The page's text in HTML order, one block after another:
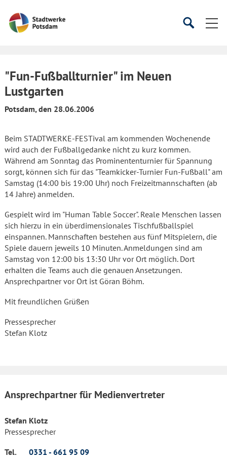
Startseite
SucheSuche
"Fun-Fußballturnier" im Neuen
Lustgarten
Potsdam, den 28.06.2006
Beim STADTWERKE-FESTival am kommenden Wochenende
wird auch der Fußballgedanke nicht zu kurz kommen.
Während am Sonntag das Prominententurnier für Spannung
sorgt, können sich für das "Teamkicker-Turnier Fun-Fußball" am
Samstag (14:00 bis 19:00 Uhr) noch Freizeitmannschaften (ab
14 Jahre) anmelden.
Gespielt wird im "Human Table Soccer". Reale Menschen lassen
sich hierzu in ein überdimensionales Tischfußballspiel
einspannen. Mannschaften bestehen aus fünf Mitspielern, die
Spiele dauern jeweils 10 Minuten. Anmeldungen sind am
Samstag von 12:00 bis 13:30 Uhr vor Ort möglich. Dort
erhalten die Teams auch die genauen Ansetzungen.
Ansprechpartner vor Ort ist Göran Böhm.
Mit freundlichen Grüßen
Pressesprecher
Stefan Klotz
Ansprechpartner für Medienvertreter
Stefan Klotz
Pressesprecher
Tel.
0331 - 661 95 09